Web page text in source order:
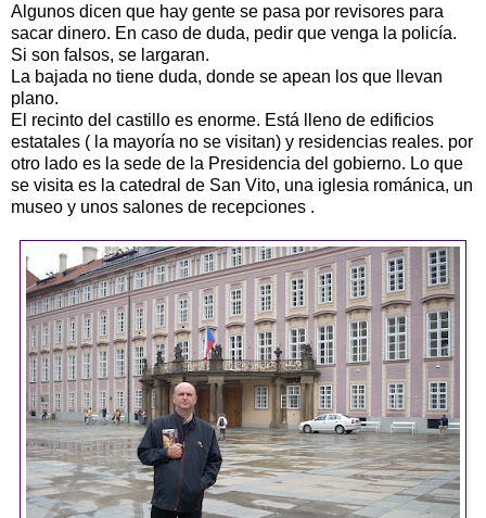
Algunos dicen que hay gente se pasa por revisores para
sacar dinero. En caso de duda, pedir que venga la policía.
Si son falsos, se largaran.
La bajada no tiene duda, donde se apean los que llevan
plano.
El recinto del castillo es enorme. Está lleno de edificios
estatales ( la mayoría no se visitan) y residencias reales. por
otro lado es la sede de la Presidencia del gobierno. Lo que
se visita es la catedral de San Vito, una iglesia románica, un
museo y unos salones de recepciones .